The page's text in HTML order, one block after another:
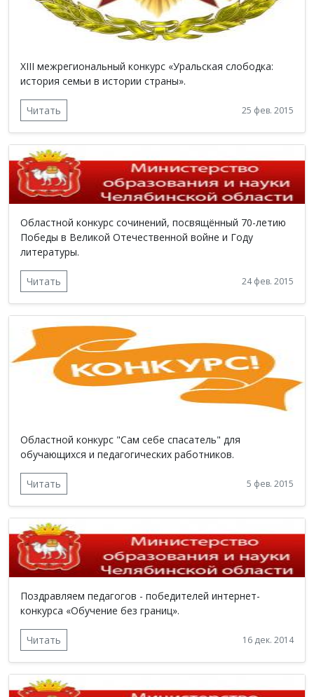
XIII межрегиональный конкурс «Уральская слободка:
история семьи в истории страны».
Читать 25 фев. 2015
Областной конкурс сочинений, посвящённый 70-летию
Победы в Великой Отечественной войне и Году
литературы.
Читать 24 фев. 2015
Областной конкурс "Сам себе спасатель" для
обучающихся и педагогических работников.
Читать 5 фев. 2015
Поздравляем педагогов - победителей интернет-
конкурса «Обучение без границ».
Читать 16 дек. 2014